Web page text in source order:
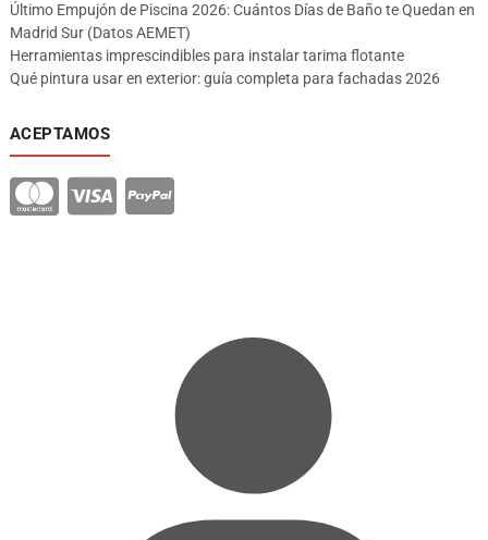
Último Empujón de Piscina 2026: Cuántos Días de Baño te Quedan en
Madrid Sur (Datos AEMET)
Herramientas imprescindibles para instalar tarima flotante
Qué pintura usar en exterior: guía completa para fachadas 2026
ACEPTAMOS